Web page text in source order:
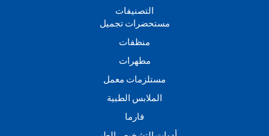
f
التصنيفات
مستحضرات تجميل
منظفات
مطهرات
مستلزمات معمل
الملابس الطبية
فارما